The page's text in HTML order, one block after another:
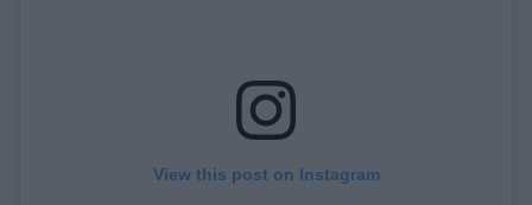
View this post on Instagram